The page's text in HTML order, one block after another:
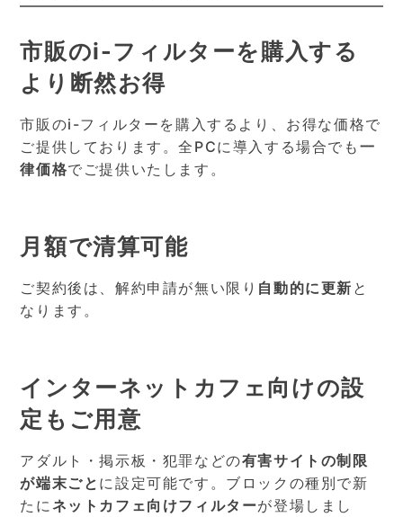
市販のi-フィルターを購入する
より断然お得
市販のi-フィルターを購入するより、お得な価格で
ご提供しております。全PCに導入する場合でも 一
律価格でご提供いたします。
月額で清算可能
ご契約後は、解約申請が無い限り 自動的に更新 と
なります。
インターネットカフェ向けの設
定もご用意
アダルト・掲示板・犯罪などの有害サイトの制限
が端末ごと に設定可能です。ブロックの種別で新
たに ネットカフェ向けフィルターが登場しまし